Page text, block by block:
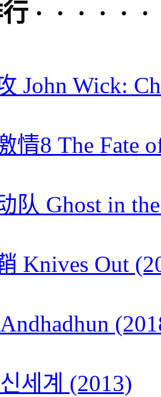
· · · · · ·
John Wick:
情8 The Fate
队 Ghost in
Knives Out
세계 (2013)